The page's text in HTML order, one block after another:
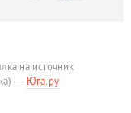
на источник
— Юга.ру